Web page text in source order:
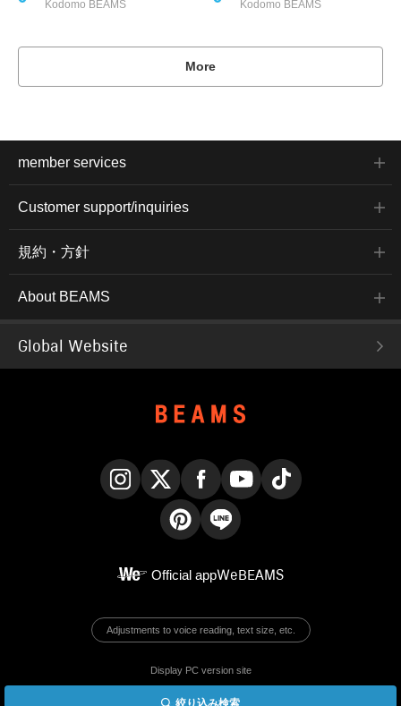
絞り込み検索
Kodomo BEAMS
Kodomo BEAMS
More
member services
Customer support/inquiries
規約・方針
About BEAMS
Global Website
Official appWeBEAMS
Adjustments to voice reading, text size, etc.
Display PC version site